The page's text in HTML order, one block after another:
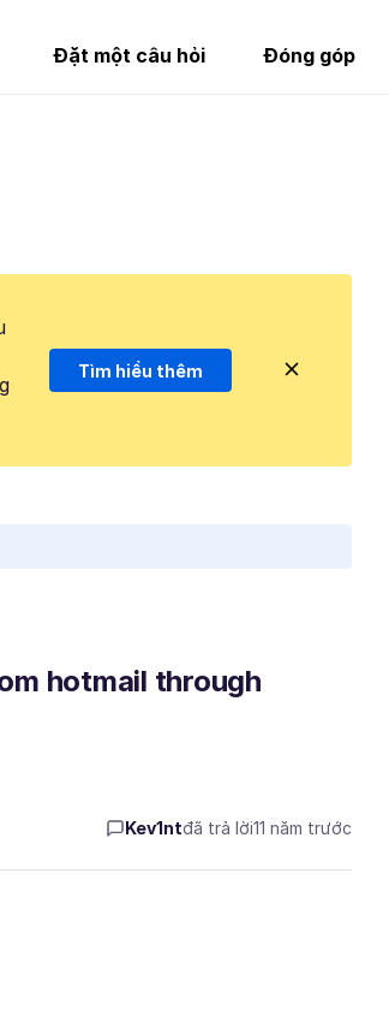
Đặt một câu hỏi Đóng góp
Tìm hiểu thêm
hotmail through
Kev1ntđã trả lời11 năm trước